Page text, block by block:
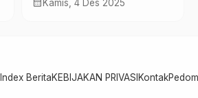
calendar_monthKamis, 4 Des 2025
Index BeritaKEBIJAKAN PRIVASI Kontak